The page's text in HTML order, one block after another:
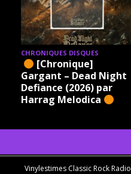
CHRONIQUES DISQUES
[Chronique]
Gargant – Dead Night
Defiance (2026) par
Harrag Melodica
Vinylestimes Classic Rock